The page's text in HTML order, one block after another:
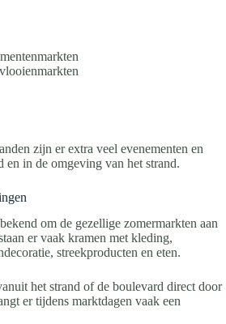
zijn er extra veel evenementen en
en in de omgeving van het strand.
om de gezellige zomermarkten aan
er vaak kramen met kleding,
streekproducten en eten.
het strand of de boulevard direct door
er tijdens marktdagen vaak een